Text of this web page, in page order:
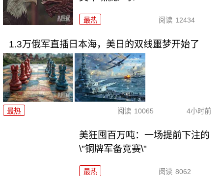
最热 阅读 12434
1.3万俄军直插日本海，美日的双线噩梦开始了
最热 阅读 10065 4小时前
美狂囤百万吨：一场提前下注的
\"铜牌军备竞赛\"
最热 阅读 8062